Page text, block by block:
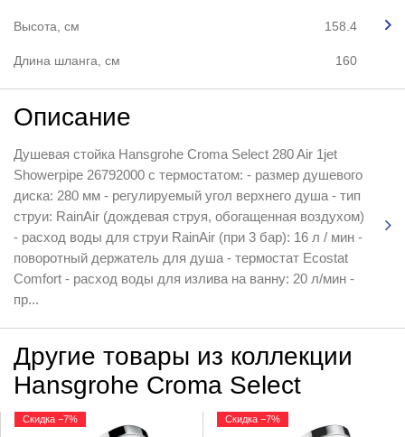
Высота, см 158.4
Длина шланга, см 160
Описание
Душевая стойка Hansgrohe Croma Select 280 Air 1jet
Showerpipe 26792000 с термостатом: - размер душевого
диска: 280 мм - регулируемый угол верхнего душа - тип
струи: RainAir (дождевая струя, обогащенная воздухом)
- расход воды для струи RainAir (при 3 бар): 16 л / мин -
поворотный держатель для душа - термостат Ecostat
Comfort - расход воды для излива на ванну: 20 л/мин -
пр...
Другие товары из коллекции
Hansgrohe Croma Select
Скидка −7% Скидка −7%